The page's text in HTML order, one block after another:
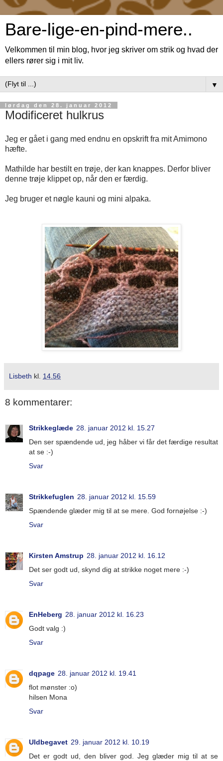
Bare-lige-en-pind-mere..
Velkommen til min blog, hvor jeg skriver om strik og hvad der
ellers rører sig i mit liv.
▼
lørdag den 28. januar 2012
Modificeret hulkrus
Jeg er gået i gang med endnu en opskrift fra mit Amimono
hæfte.
Mathilde har bestilt en trøje, der kan knappes. Derfor bliver
denne trøje klippet op, når den er færdig.
Jeg bruger et nøgle kauni og mini alpaka.
Lisbeth kl. 14.56
8 kommentarer:
Strikkeglæde 28. januar 2012 kl. 15.27
Den ser spændende ud, jeg håber vi får det færdige resultat
at se :-)
Svar
Strikkefuglen 28. januar 2012 kl. 15.59
Spændende glæder mig til at se mere. God fornøjelse :-)
Svar
Kirsten Amstrup 28. januar 2012 kl. 16.12
Det ser godt ud, skynd dig at strikke noget mere :-)
Svar
EnHeberg 28. januar 2012 kl. 16.23
Godt valg :)
Svar
dqpage 28. januar 2012 kl. 19.41
flot mønster :o)
hilsen Mona
Svar
Uldbegavet 29. januar 2012 kl. 10.19
Det er godt ud, den bliver god. Jeg glæder mig til at se